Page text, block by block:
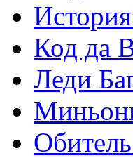
Код да
Леди